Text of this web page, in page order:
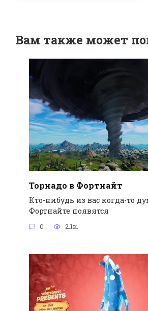
Вам также может
Торнадо в Фортнайт
Кто-нибудь из вас когда-то
Фортнайте появятся
0 2.1к.